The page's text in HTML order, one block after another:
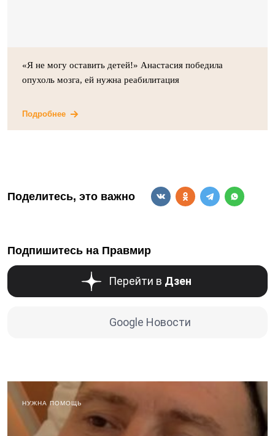
«Я не могу оставить детей!» Анастасия победила
опухоль мозга, ей нужна реабилитация
Подробнее
Поделитесь, это важно
Подпишитесь на Правмир
Перейти в Дзен
Google Новости
НУЖНА ПОМОЩЬ